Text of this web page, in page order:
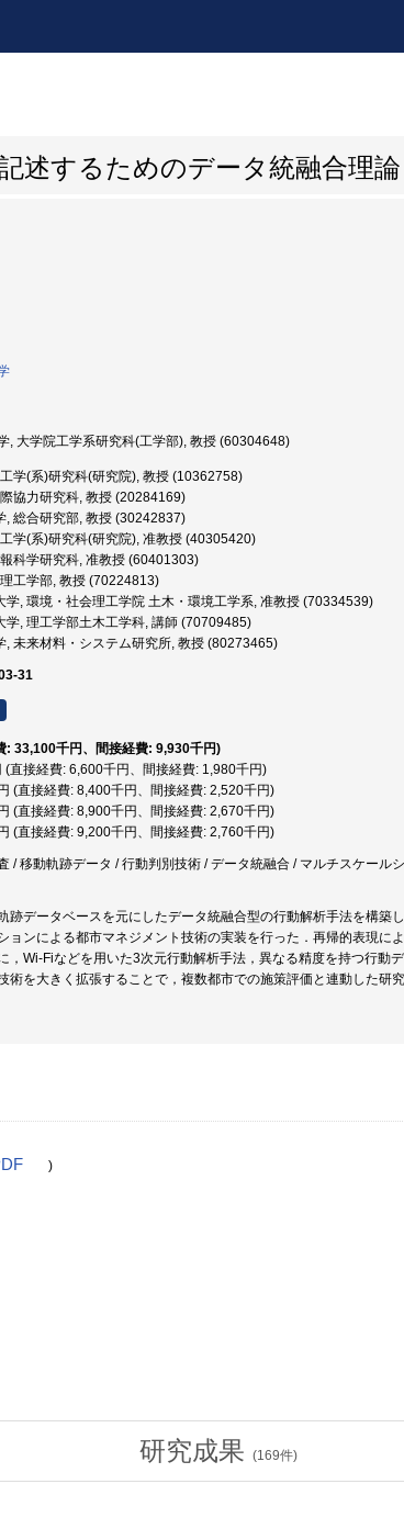
述するためのデータ統融合理
, 大学院工学系研究科(工学部), 教授 (60304648)
学(系)研究科(研究院), 教授 (10362758)
協力研究科, 教授 (20284169)
, 総合研究部, 教授 (30242837)
学(系)研究科(研究院), 准教授 (40305420)
科学研究科, 准教授 (60401303)
工学部, 教授 (70224813)
学, 環境・社会理工学院 土木・環境工学系, 准教授 (70334539)
学, 理工学部土木工学科, 講師 (70709485)
, 未来材料・システム研究所, 教授 (80273465)
31
: 33,100千円、間接経費: 9,930千円)
直接経費: 6,600千円、間接経費: 1,980千円)
(直接経費: 8,400千円、間接経費: 2,520千円)
(直接経費: 8,900千円、間接経費: 2,670千円)
(直接経費: 9,200千円、間接経費: 2,760千円)
/ 移動軌跡データ / 行動判別技術 / データ統融合 / マルチスケール
跡データベースを元にしたデータ統融合型の行動解析手法を構築
ョンによる都市マネジメント技術の実装を行った．再帰的表現に
，Wi-Fiなどを用いた3次元行動解析手法，異なる精度を持つ行動
術を大きく拡張することで，複数都市での施策評価と連動した研
)
研究成果 (169件)